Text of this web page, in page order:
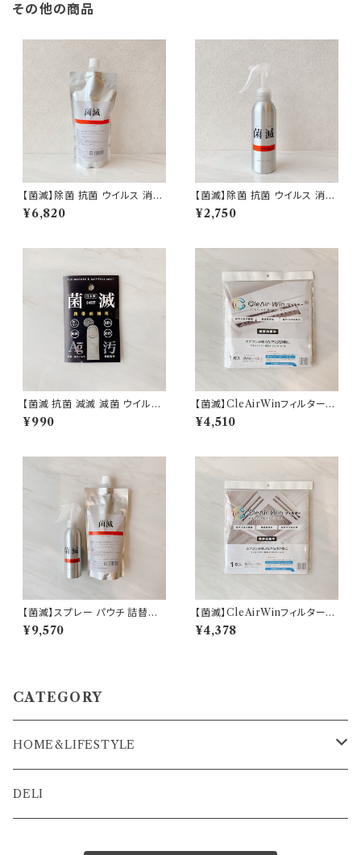
その他の商品
【菌滅】除菌 抗菌 ウイルス 消臭
対策 500ml スプレー 詰替用
ノンアルコール 次亜塩素酸 界
¥6,820
【菌滅】除菌 抗菌 ウイルス 消臭
対策 ハンドスプレー 150ml ス
プレー ノンアルコール 次亜塩素
¥2,750
【菌滅 抗菌 減滅 減菌 ウイルス
防汚 抗菌シート 携帯用 スマホ
ナノ銀 衛生用品 日本製 即納
¥990
【菌滅】CleAirWinフィルター
エアコン ウイルス 抗菌 抗ウイ
ルス 空気清浄 除菌空間 光触媒
¥4,510
【菌滅】スプレー パウチ 詰替え
セット 除菌 抗菌 ウイルス 消臭
対策 ノンアルコール 次亜塩素
¥9,570
【菌滅】CleAirWinフィルター
エアコン ウイルス 抗菌 抗ウイ
ルス 空気清浄 除菌空間 光触媒
¥4,378
CATEGORY
HOME&LIFESTYLE
菌滅シリーズ
DELI